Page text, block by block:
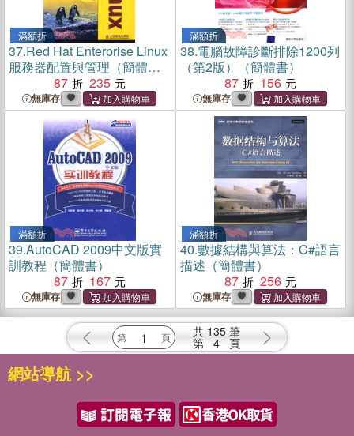
滿額折
37.Red Hat Enterprise Linux
服務器配置與管理（簡體
87 235
無庫存
滿額折
38.電腦故障診斷排除1200列
（第2版）（簡體書）
87
156
無庫存
滿額折
39.AutoCAD 2009中文版實
訓教程（簡體書）
87
167
無庫存
滿額折
40.數據結構與算法：C#語言
描述（簡體書）
87
256
無庫存
共 135 筆
第 4 頁
網站導航 >>